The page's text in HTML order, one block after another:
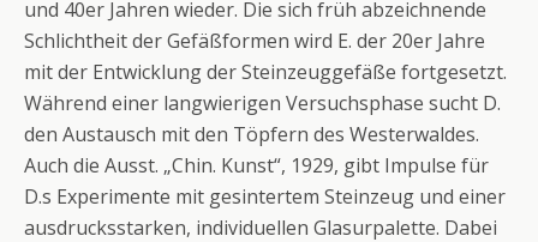
und 40er Jahren wieder. Die sich früh abzeichnende
Schlichtheit der Gefäßformen wird E. der 20er Jahre
mit der Entwicklung der Steinzeuggefäße fortgesetzt.
Während einer langwierigen Versuchsphase sucht D.
den Austausch mit den Töpfern des Westerwaldes.
Auch die Ausst. „Chin. Kunst“, 1929, gibt Impulse für
D.s Experimente mit gesintertem Steinzeug und einer
ausdrucksstarken, individuellen Glasurpalette. Dabei